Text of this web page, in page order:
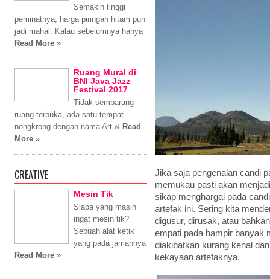
Jika saja pengenalan candi
memukau pasti akan
sikap menghargai pada
artefak ini. Sering kita
digusur, dirusak, atau
empati pada hampir banyak
diakibatkan kurang kenal
kekayaan artefaknya.
Semakin tinggi
peminatnya, harga piringan hitam pun
jadi mahal. Kalau sebelumnya hanya
Read More »
Ruang Mural di
BNI Java Jazz
Festival 2017
Tidak sembarang
ruang terbuka, ada satu tempat
nongkrong dengan nama Art & Read
More »
CREATIVE
Mesin Tik
Siapa yang masih
ingat mesin tik?
Sebuah alat ketik
yang pada jamannya
Read More »